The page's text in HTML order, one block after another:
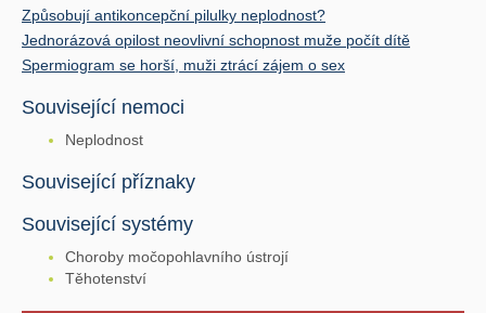
Způsobují antikoncepční pilulky neplodnost?
Jednorázová opilost neovlivní schopnost muže počít dítě
Spermiogram se horší, muži ztrácí zájem o sex
Související nemoci
Neplodnost
Související příznaky
Související systémy
Choroby močopohlavního ústrojí
Těhotenství